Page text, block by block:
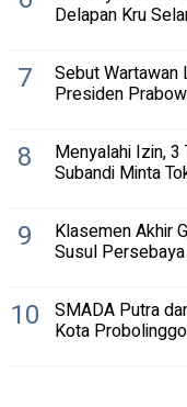
Delapan Kru
7 Sebut Wartawan
Presiden
8 Menyalahi Izin,
Subandi Minta
9 Klasemen Akhir
Susul
10 SMADA Putra
Kota